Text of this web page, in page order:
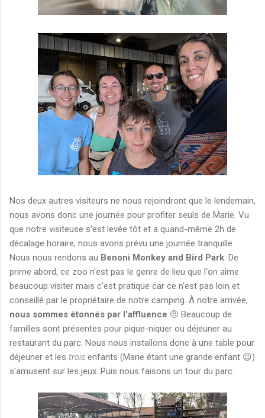
Nos deux autres visiteurs ne nous rejoindront que le lendemain,
nous avons donc une journée pour profiter seuls de Marie. Vu
que notre visiteuse s’est levée tôt et a quand-même 2h de
décalage horaire, nous avons prévu une journée tranquille.
Nous nous rendons au Benoni Monkey and Bird Park . De
prime abord, ce zoo n'est pas le genre de lieu que l'on aime
beaucoup visiter mais c'est pratique car ce n'est pas loin et
conseillé par le propriétaire de notre camping. À notre arrivée,
nous sommes étonnés par l'affluence 🤨 Beaucoup de
familles sont présentes pour pique-niquer ou déjeuner au
restaurant du parc. Nous nous installons donc à une table pour
déjeuner et les trois enfants (Marie étant une grande enfant 😉)
s'amusent sur les jeux. Puis nous faisons un tour du parc.